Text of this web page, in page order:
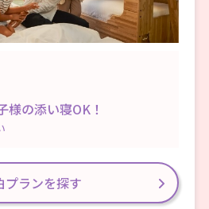
様の添い寝OK！
プランを探す